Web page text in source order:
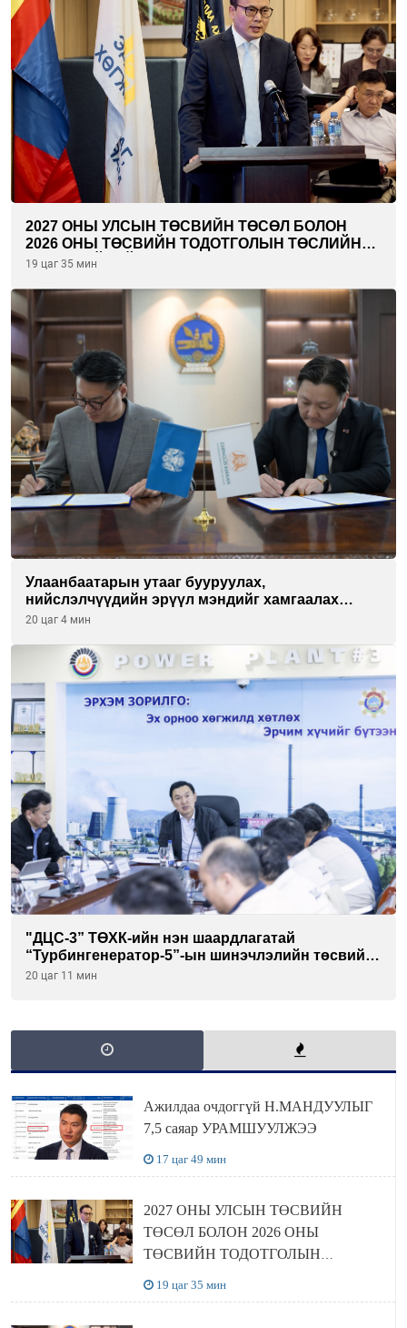
2027 ОНЫ УЛСЫН ТӨСВИЙН ТӨСӨЛ БОЛОН
2026 ОНЫ ТӨСВИЙН ТОДОТГОЛЫН ТӨСЛИЙН
ОЛОН НИЙТИЙН ХЭЛЭЛЦҮҮЛЭГ БОЛЛОО
19 цаг 35 мин
Улаанбаатарын утааг бууруулах,
нийслэлчүүдийн эрүүл мэндийг хамгаалах
төслийг “Чингис хаан баялгийн сан нэгдэл” ХХК-
20 цаг 4 мин
"ДЦС-3” ТӨХК-ийн нэн шаардлагатай
“Турбингенератор-5”-ын шинэчлэлийн төсвийг
шийдвэрлэхээр болов
20 цаг 11 мин
Ажилдаа очдоггүй Н.МАНДУУЛЫГ
7,5 саяар УРАМШУУЛЖЭЭ
17 цаг 49 мин
2027 ОНЫ УЛСЫН ТӨСВИЙН
ТӨСӨЛ БОЛОН 2026 ОНЫ
ТӨСВИЙН ТОДОТГОЛЫН
19 цаг 35 мин